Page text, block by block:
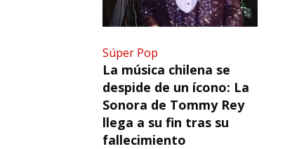
Súper Pop
La música chilena se
despide de un ícono: La
Sonora de Tommy Rey
llega a su fin tras su
fallecimiento